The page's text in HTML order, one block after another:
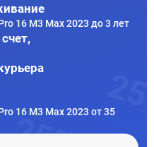
16 M3 Max 2023 до 3 лет
16 M3 Max 2023 от 35